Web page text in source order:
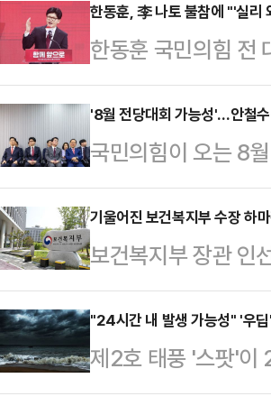
니다. 어쩌면 불길
아니다. 대한민국의
는 않아야 할 벼슬
박찬대도 아니다.
위해 물불 안 가리
들과 비슷하다.…
한동훈, 李 나토 불참에 "'실리
한동훈 국민의힘 전
그에서 열리는 북대
결정한 데 대해 "실
했다.한동훈 전 대
다"며 "피한다고 피
은 이날 "대통령은
상회의 참석을 최대
내 현안과 중동 사…
'8월 전당대회 가능성'…안철수
국민의힘이 오는 8
닥을 잡으면서 당권
을 필두로 김용태
대표 등이 물밑 지
위한 포석을 다지는
힘 의원은 전날(21
진행했다. '철수형은
역을 찾아 …
기울어진 보건복지부 수장 하
보건복지부 장관 인
수가 의료계 출신이
청희 더불어민주당
의원, 전현희 민주
접한 이력을 가진
"24시간 내 발생 가능성" '우
제2호 태풍 '스팟'이
기상청은 "24시간